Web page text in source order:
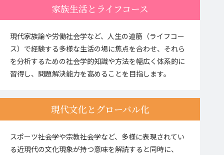
家族生活とライフコース
現代家族論や労働社会学など、人生の道筋（ライフコー
ス）で経験する多様な生活の場に焦点を合わせ、それら
を分析するための社会学的知識や方法を幅広く体系的に
習得し、問題解決能力を高めることを目指します。
現代文化とグローバル化
スポーツ社会学や宗教社会学など、多様に表現されてい
る近現代の文化現象が持つ意味を解読すると同時に、